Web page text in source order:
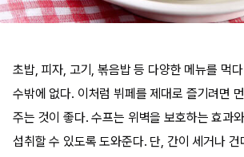
초밥, 피자, 고기, 볶음밥 등 다양한 메뉴를 먹
수밖에 없다. 이처럼 뷔페를 제대로 즐기려면
주는 것이 좋다. 수프는 위벽을 보호하는 효과
섭취할 수 있도록 도와준다. 단, 간이 세거나 건